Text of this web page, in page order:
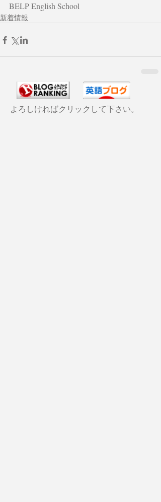
BELP English School
新着情報
よろしければクリックして下さい。